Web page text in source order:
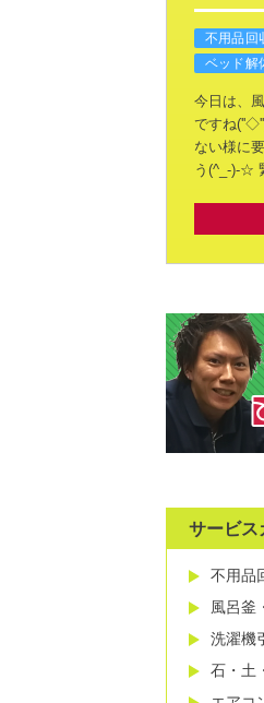
不用品回
ベッド解
今日は、
ですね
ない様に
う(^_-)-☆
サービス
不用品
風呂釜
洗濯機
石・土